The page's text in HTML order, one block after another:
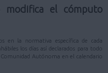
modifica el cómputo
en la normativa específica de cada
los días así declarados para todo
Autónoma en el calendario